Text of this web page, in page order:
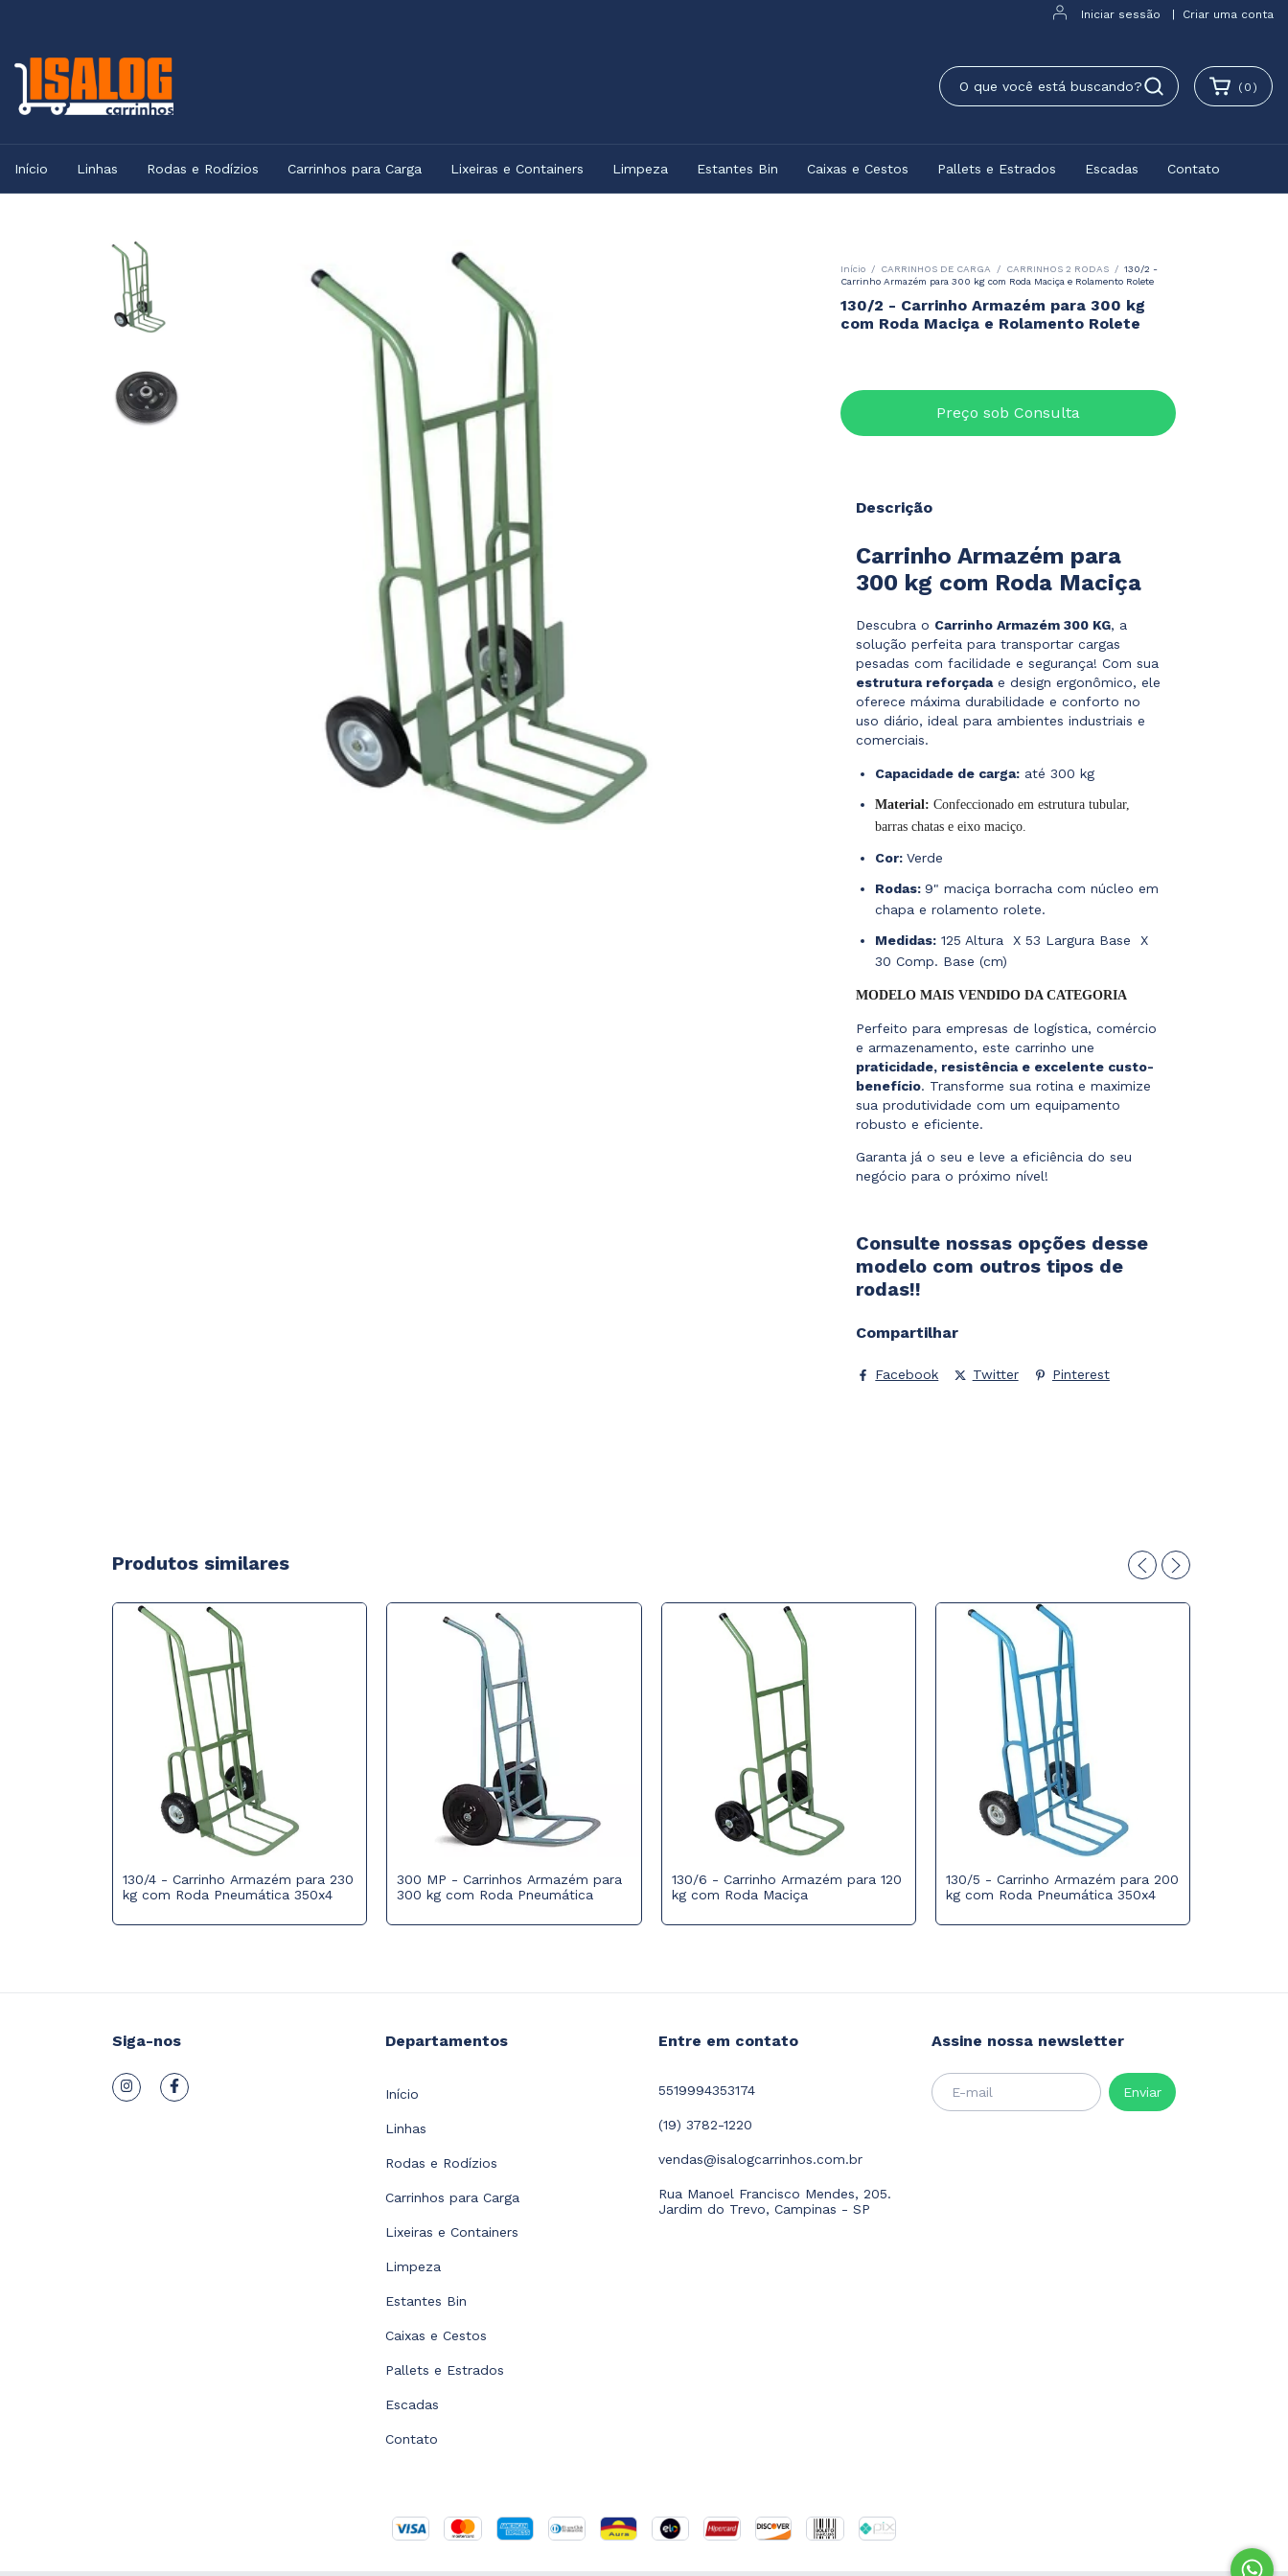
Iniciar sessão Criar uma conta
( 0 )
Início Linhas Rodas e Rodízios Carrinhos para Carga Lixeiras e Containers Limpeza Estantes Bin Caixas e Cestos Pallets e Estrados Escadas Contato
Início / CARRINHOS DE CARGA / CARRINHOS 2 RODAS / 130/2 -
Carrinho Armazém para 300 kg com Roda Maciça e Rolamento Rolete
130/2 - Carrinho Armazém para 300 kg
com Roda Maciça e Rolamento Rolete
Descrição
Carrinho Armazém para
300 kg com Roda Maciça
Descubra o Carrinho Armazém 300 KG, a
solução perfeita para transportar cargas
pesadas com facilidade e segurança! Com sua
estrutura reforçadae design ergonômico, ele
oferece máxima durabilidade e conforto no
uso diário, ideal para ambientes industriais e
comerciais.
Capacidade de carga: até 300 kg
Material: Confeccionado em estrutura tubular,
barras chatas e eixo maciço.
Cor: Verde
Rodas: 9" maciça borracha com núcleo em
chapa e rolamento rolete.
Medidas: 125 Altura X 53 Largura Base X
30 Comp. Base (cm)
MODELO MAIS VENDIDO DA CATEGORIA
Perfeito para empresas de logística, comércio
e armazenamento, este carrinho une
praticidade, resistência e excelente custo-
benefício. Transforme sua rotina e maximize
sua produtividade com um equipamento
robusto e eficiente.
Garanta já o seu e leve a eficiência do seu
negócio para o próximo nível!
Consulte nossas opções desse
modelo com outros tipos de
rodas!!
Compartilhar
Facebook Twitter Pinterest
Produtos similares
130/4 - Carrinho Armazém para 230
kg com Roda Pneumática 350x4
300 MP - Carrinhos Armazém para
300 kg com Roda Pneumática
130/6 - Carrinho Armazém para 120
kg com Roda Maciça
130/5 - Carrinho Armazém para 200
kg com Roda Pneumática 350x4
Siga-nos Departamentos
Início
Linhas
Rodas e Rodízios
Carrinhos para Carga
Lixeiras e Containers
Limpeza
Estantes Bin
Caixas e Cestos
Pallets e Estrados
Escadas
Contato
Entre em contato
5519994353174
(19) 3782-1220
vendas@isalogcarrinhos.com.br
Rua Manoel Francisco Mendes, 205.
Jardim do Trevo, Campinas - SP
Assine nossa newsletter